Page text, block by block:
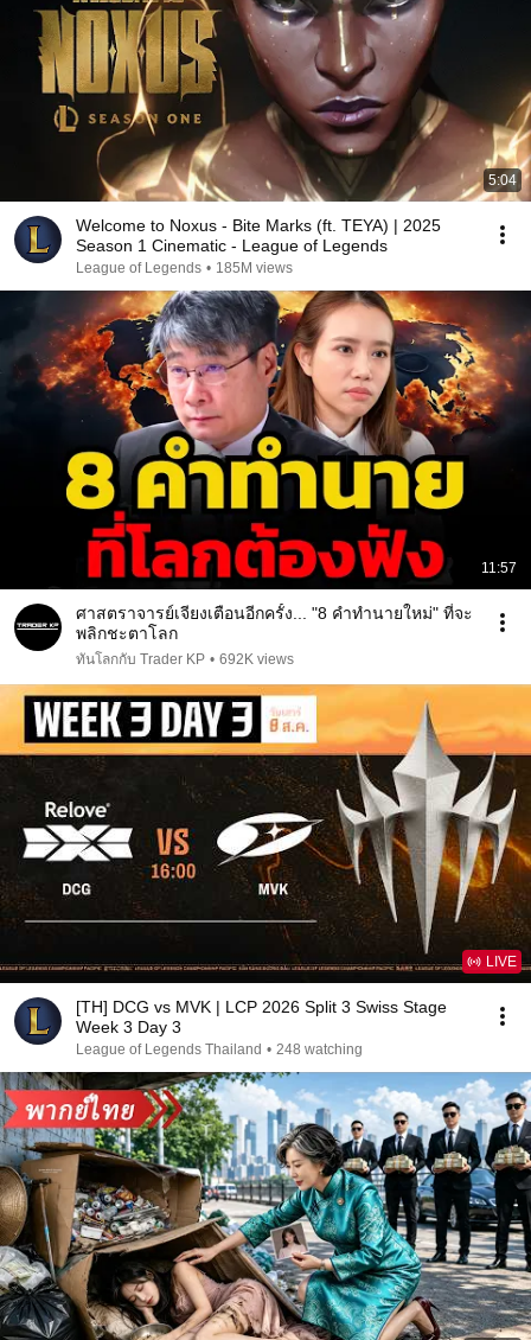
5:04
Welcome to Noxus - Bite Marks (ft. TEYA) | 2025
Season 1 Cinematic - League of Legends
League of Legends • 185M views
11:57
ศาสตราจารย์เจียงเตือนอีกครั้ง... "8 คำทำนายใหม่" ที่จะ
พลิกชะตาโลก
ทันโลกกับ Trader KP • 692K views
LIVE
[TH] DCG vs MVK | LCP 2026 Split 3 Swiss Stage
Week 3 Day 3
League of Legends Thailand • 248 watching